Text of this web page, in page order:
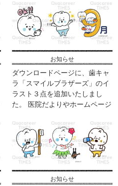
お知らせ
ダウンロードページに、歯キャ
ラ「スマイルブラザーズ」のイ
ラスト３点を追加いたしまし
た。 医院だよりやホームページ
ァイルでの配布となります。画
像はPNG形式となります。 ※素
材として使用す […]
お知らせ